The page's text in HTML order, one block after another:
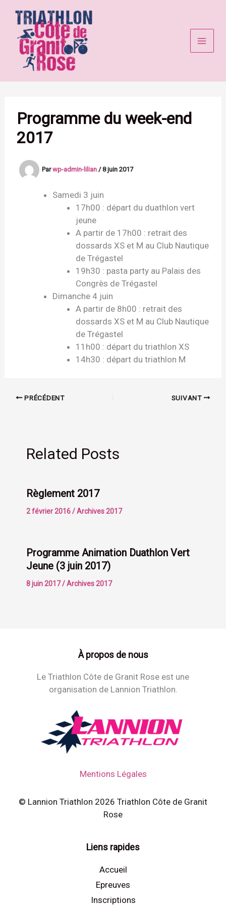
contenu
Programme du week-end
2017
Parwp-admin-lilian/8 juin 2017
Samedi 3 juin
17h00 : départ du duathlon vert
jeune
A partir de 17h00 : retrait des
dossards XS et M au Club Nautique
de Trégastel
19h30 : pasta party au Palais des
Congrès de Trégastel
Dimanche 4 juin
A partir de 8h00 : retrait des
dossards XS et M au Club Nautique
de Trégastel
11h00 : départ du triathlon XS
14h30 : départ du triathlon M
PRÉCÉDENT SUIVANT
Related Posts
Règlement 2017
2 février 2016/Archives 2017
Programme Animation Duathlon Vert
Jeune (3 juin 2017)
8 juin 2017/Archives 2017
À propos de nous
Le Triathlon Côte de Granit Rose est une
organisation de Lannion Triathlon.
Mentions Légales
© Lannion Triathlon 2026 Triathlon Côte de Granit
Rose
Liens rapides
Accueil
Epreuves
Inscriptions